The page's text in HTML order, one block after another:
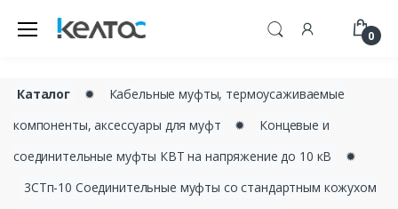
0
Каталог ✹
Кабельные муфты, термоусаживаемые
компоненты, аксессуары для муфт
✹
Концевые и
соединительные муфты КВТ на напряжение до 10 кВ
✹
3СТп-10 Соединительные муфты со стандартным кожухом